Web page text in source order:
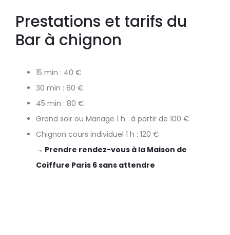
Prestations et tarifs du
Bar à chignon
15 min : 40 €
30 min : 60 €
45 min : 80 €
Grand soir ou Mariage 1 h : à partir de 100 €
Chignon cours individuel 1 h : 120 €
→ Prendre rendez-vous à la Maison de
Coiffure Paris 6 sans attendre